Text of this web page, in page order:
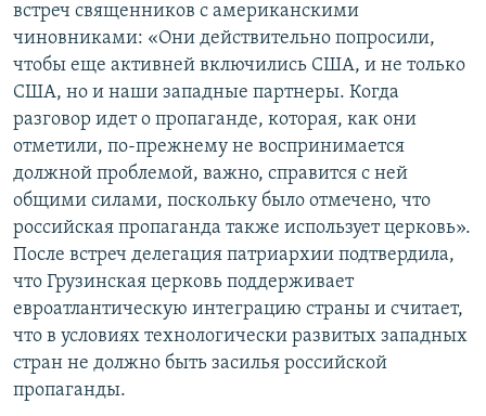
встреч священников с американскими
чиновниками: «Они действительно попросили,
чтобы еще активней включились США, и не только
США, но и наши западные партнеры. Когда
разговор идет о пропаганде, которая, как они
отметили, по-прежнему не воспринимается
должной проблемой, важно, справится с ней
общими силами, поскольку было отмечено, что
российская пропаганда также использует церковь».
После встреч делегация патриархии подтвердила,
что Грузинская церковь поддерживает
евроатлантическую интеграцию страны и считает,
что в условиях технологически развитых западных
стран не должно быть засилья российской
пропаганды.